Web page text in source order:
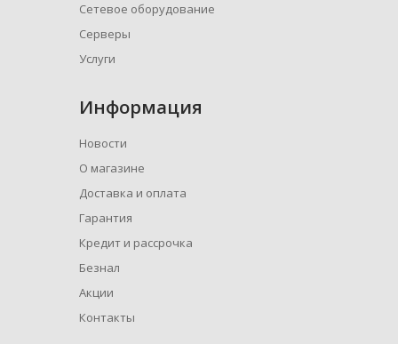
Сетевое оборудование
Серверы
Услуги
Информация
Новости
О магазине
Доставка и оплата
Гарантия
Кредит и рассрочка
Безнал
Акции
Контакты